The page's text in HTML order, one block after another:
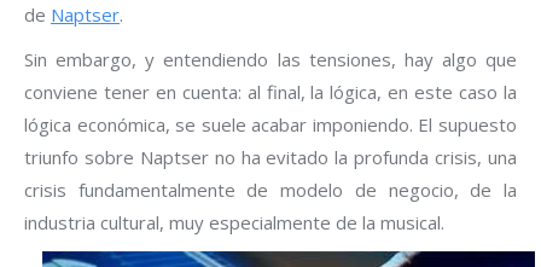
de Naptser.
Sin embargo, y entendiendo las tensiones, hay algo que
conviene tener en cuenta: al final, la lógica, en este caso la
lógica económica, se suele acabar imponiendo. El supuesto
triunfo sobre Naptser no ha evitado la profunda crisis, una
crisis fundamentalmente de modelo de negocio, de la
industria cultural, muy especialmente de la musical.